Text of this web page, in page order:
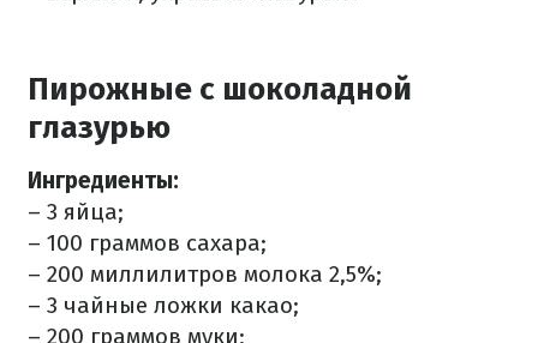
Пирожные с шоколадной
глазурью
Ингредиенты:
– 3 яйца;
– 100 граммов сахара;
– 200 миллилитров молока 2,5%;
– 3 чайные ложки какао;
– 200 граммов муки;